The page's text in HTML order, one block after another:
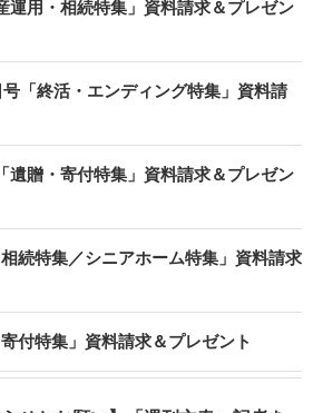
運用・相続特集」資料請求＆プレゼン
「終活・エンディング特集」資料請
遺贈・寄付特集」資料請求＆プレゼン
続特集／シニアホーム特集」資料請求
付特集」資料請求＆プレゼント